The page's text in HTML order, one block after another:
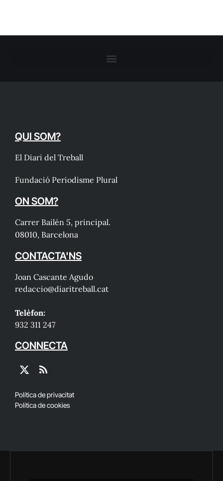
QUI SOM?
El Diari del Treball
Fundació Periodisme Plural
ON SOM?
Carrer Bailén 5, principal.
08010, Barcelona
CONTACTA'NS
Joan Cascante Agudo
redaccio@diaritreball.cat
Telèfon:
932 311 247
CONNECTA
X
RSS
Política de privacitat
Política de cookies